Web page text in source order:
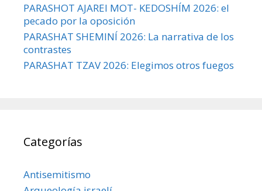
PARASHOT AJAREI MOT- KEDOSHÍM 2026: el
pecado por la oposición
PARASHAT SHEMINÍ 2026: La narrativa de los
contrastes
PARASHAT TZAV 2026: Elegimos otros fuegos
Categorías
Antisemitismo